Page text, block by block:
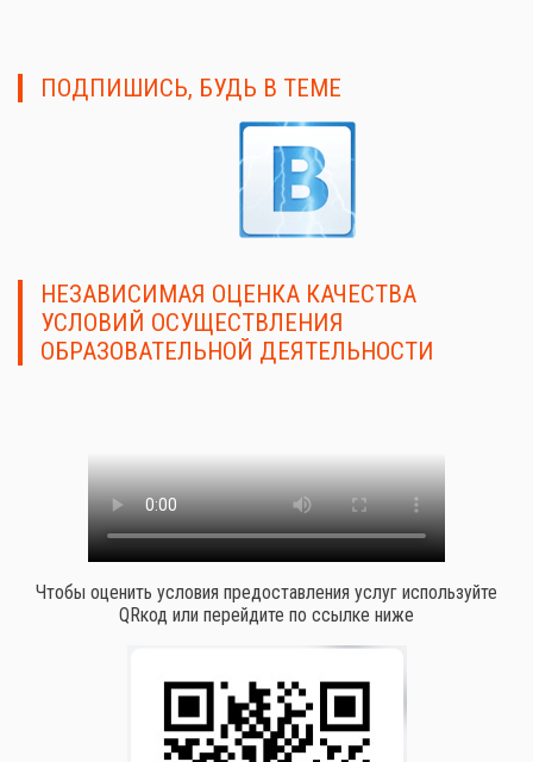
ПОДПИШИСЬ, БУДЬ В ТЕМЕ
НЕЗАВИСИМАЯ ОЦЕНКА КАЧЕСТВА
УСЛОВИЙ ОСУЩЕСТВЛЕНИЯ
ОБРАЗОВАТЕЛЬНОЙ ДЕЯТЕЛЬНОСТИ
Чтобы оценить условия предоставления услуг используйте
QRкод или перейдите по ссылке ниже